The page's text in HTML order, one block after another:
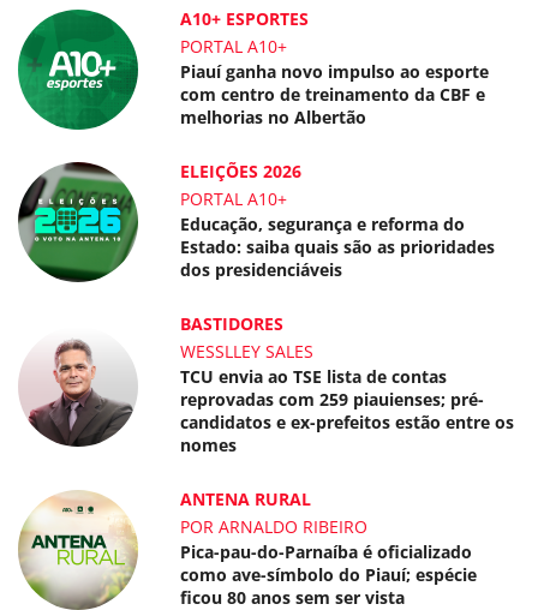
A10+ ESPORTES
PORTAL A10+
Piauí ganha novo impulso ao esporte
com centro de treinamento da CBF e
melhorias no Albertão
ELEIÇÕES 2026
PORTAL A10+
Educação, segurança e reforma do
Estado: saiba quais são as prioridades
dos presidenciáveis
BASTIDORES
WESSLLEY SALES
TCU envia ao TSE lista de contas
reprovadas com 259 piauienses; pré-
candidatos e ex-prefeitos estão entre os
nomes
ANTENA RURAL
POR ARNALDO RIBEIRO
Pica-pau-do-Parnaíba é oficializado
como ave-símbolo do Piauí; espécie
ficou 80 anos sem ser vista